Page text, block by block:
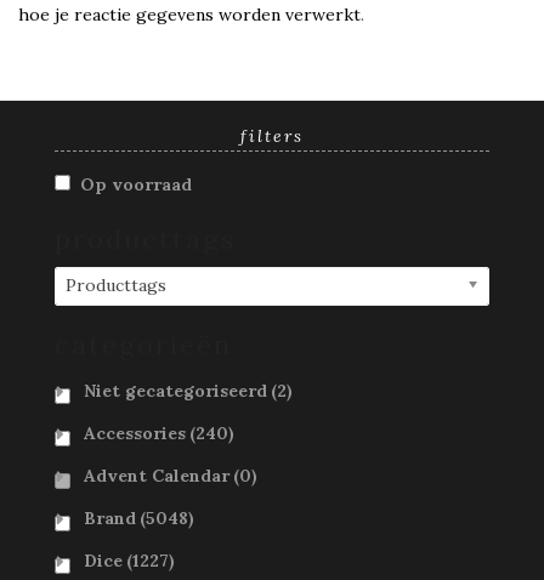
hoe je reactie gegevens worden verwerkt.
filters
Op voorraad
Producttags
Niet gecategoriseerd (2)
Accessories (240)
Advent Calendar (0)
Brand (5048)
Dice (1227)